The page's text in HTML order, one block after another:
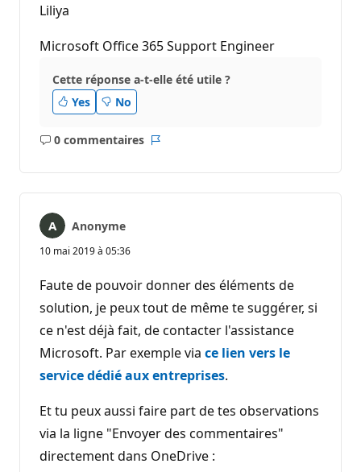
Liliya
Microsoft Office 365 Support Engineer
Cette réponse a-t-elle été utile ?
Yes
No
0 commentaires
Aucun
Anonyme
10 mai 2019 à 05:36
Faute de pouvoir donner des éléments de
solution, je peux tout de même te suggérer, si
ce n'est déjà fait, de contacter l'assistance
Microsoft. Par exemple via ce lien vers le
service dédié aux entreprises.
Et tu peux aussi faire part de tes observations
via la ligne "Envoyer des commentaires"
directement dans OneDrive :